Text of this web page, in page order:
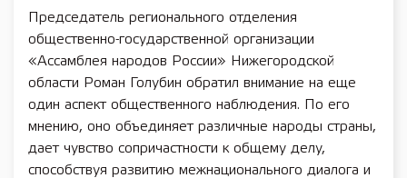
Председатель регионального отделения
общественно-государственной организации
«Ассамблея народов России» Нижегородской
области Роман Голубин обратил внимание на еще
один аспект общественного наблюдения. По его
мнению, оно объединяет различные народы страны,
дает чувство сопричастности к общему делу,
способствуя развитию межнационального диалога и